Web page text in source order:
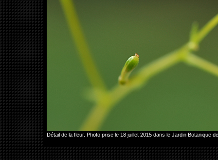
Détail de la fleur. Photo prise le 18 juillet 2015 dans le Jardin